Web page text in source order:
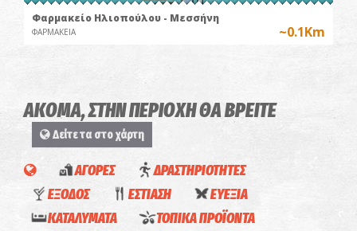
Φαρμακείο Ηλιοπούλου - Μεσσήνη
ΦΑΡΜΑΚΕΙΑ ~0.1Km
Φαρμακείο Φράγκου Ε. - Μεσσήνη
ΑΚΟΜΑ, ΣΤΗΝ ΠΕΡΙΟΧΗ ΘΑ ΒΡΕΙΤΕ
Δείτε τα στο χάρτη
ΑΓΟΡΕΣ
ΔΡΑΣΤΗΡΙΟΤΗΤΕΣ
ΕΞΟΔΟΣ
ΕΣΤΙΑΣΗ
ΕΥΕΞΙΑ
ΚΑΤΑΛΥΜΑΤΑ
ΤΟΠΙΚΑ ΠΡΟΪΟΝΤΑ
ΓΕΥΣΙΓΝΩΣΙΑ
Κρατικός